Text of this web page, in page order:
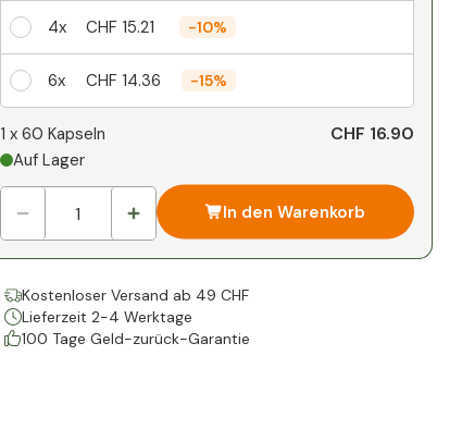
4x CHF 15.21 -10%
6x CHF 14.36 -15%
1x
1 x 60 Kapseln
Auf Lager
CHF 16.90
In den Warenkorb
Kostenloser Versand ab 49 CHF
Lieferzeit 2-4 Werktage
100 Tage Geld-zurück-Garantie